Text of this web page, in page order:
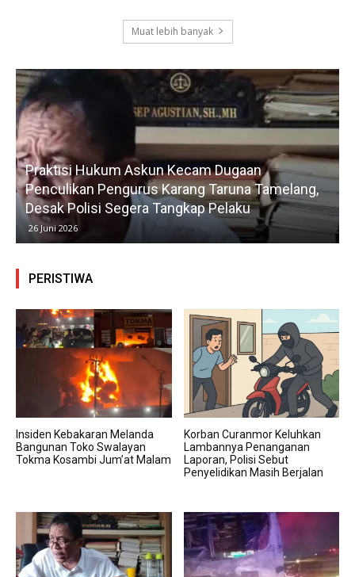
Muat lebih banyak
Praktisi Hukum Askun Kecam Dugaan
Penculikan Pengurus Karang Taruna Tamelang,
Desak Polisi Segera Tangkap Pelaku
26 Juni 2026
PERISTIWA
Insiden Kebakaran Melanda
Bangunan Toko Swalayan
Tokma Kosambi Jum’at Malam
Korban Curanmor Keluhkan
Lambannya Penanganan
Laporan, Polisi Sebut
Penyelidikan Masih Berjalan